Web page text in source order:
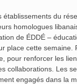
du
homologues
de ÉDDÉ –
place cette semaine.
pour renforcer les
collaborations. Les
engagés dans la